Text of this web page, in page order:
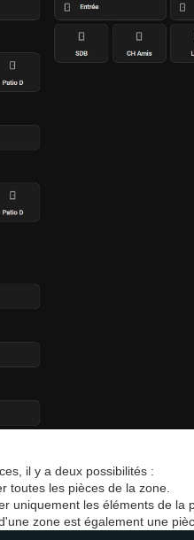
il y a deux possibilités :
toutes les pièces de la zone.
uniquement les éléments de
zone est également une